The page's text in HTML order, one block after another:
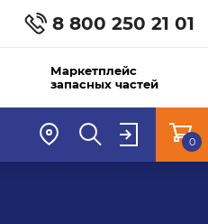
8 800 250 21 01
Маркетплейс
запасных частей
0